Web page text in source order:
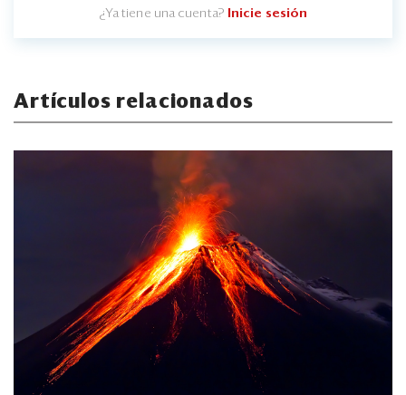
¿Ya tiene una cuenta? Inicie sesión
Artículos relacionados